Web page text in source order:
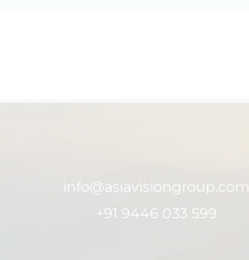
info@asiavisiongroup.com
+91 9446 033 599